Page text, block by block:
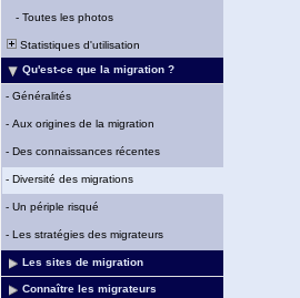
- Toutes les photos
Statistiques d'utilisation
Qu'est-ce que la migration ?
- Généralités
- Aux origines de la migration
- Des connaissances récentes
- Diversité des migrations
- Un périple risqué
- Les stratégies des migrateurs
Les sites de migration
Connaître les migrateurs